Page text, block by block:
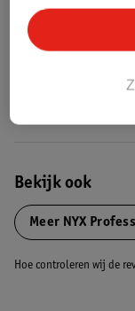
Bekijk ook
Meer NYX
Hoe controleren wij de